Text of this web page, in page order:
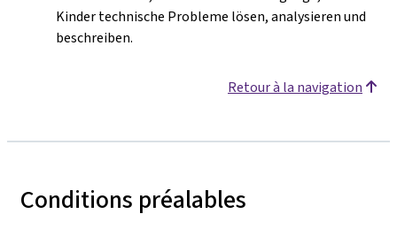
Kinder technische Probleme lösen, analysieren und
beschreiben.
Retour à la navigation
Conditions préalables